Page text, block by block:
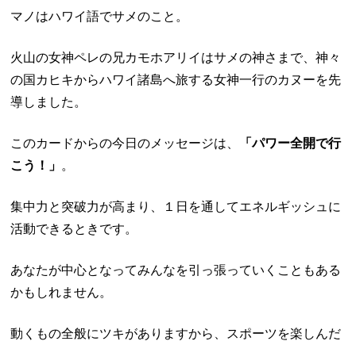
マノはハワイ語でサメのこと。
火山の女神ペレの兄カモホアリイはサメの神さまで、神々
の国カヒキからハワイ諸島へ旅する女神一行のカヌーを先
導しました。
このカードからの今日のメッセージは、
「パワー全開で行
こう！」 。
集中力と突破力が高まり、１日を通してエネルギッシュに
活動できるときです。
あなたが中心となってみんなを引っ張っていくこともある
かもしれません。
動くもの全般にツキがありますから、スポーツを楽しんだ